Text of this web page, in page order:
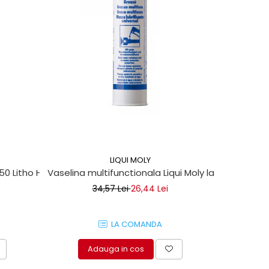
Litho HT
LIQUI MOLY
Vaselina multifunctionala Liqui Moly la tub 400ml
34,57 Lei26,44 Lei
LA COMANDA
Adauga in cos